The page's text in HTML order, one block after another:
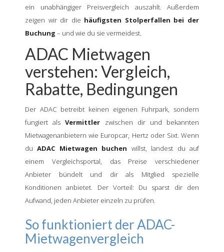
ein unabhängiger Preisvergleich auszahlt. Außerdem
zeigen wir dir die häufigsten Stolperfallen bei der
Buchung – und wie du sie vermeidest.
ADAC Mietwagen
verstehen: Vergleich,
Rabatte, Bedingungen
Der ADAC betreibt keinen eigenen Fuhrpark, sondern
fungiert alsVermittler zwischen dir und bekannten
Mietwagenanbietern wie Europcar, Hertz oder Sixt. Wenn
duADAC Mietwagen buchen willst, landest du auf
einem Vergleichsportal, das Preise verschiedener
Anbieter bündelt und dir als Mitglied spezielle
Konditionen anbietet. Der Vorteil: Du sparst dir den
Aufwand, jeden Anbieter einzeln zu prüfen.
So funktioniert der ADAC-
Mietwagenvergleich